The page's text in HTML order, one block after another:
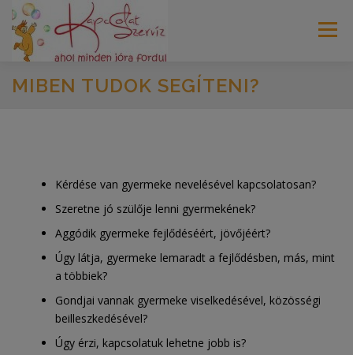
Tovább
tartalomhoz
Menü
FŐOLDAL RÓLAM SZOLGÁLTATÁSOK
KAPCSOLAT IMPRESSZUM
MIBEN TUDOK SEGÍTENI?
Kérdése van gyermeke nevelésével kapcsolatosan?
Szeretne jó szülője lenni gyermekének?
Aggódik gyermeke fejlődéséért, jövőjéért?
Úgy látja, gyermeke lemaradt a fejlődésben, más, mint
a többiek?
Gondjai vannak gyermeke viselkedésével, közösségi
beilleszkedésével?
Úgy érzi, kapcsolatuk lehetne jobb is?